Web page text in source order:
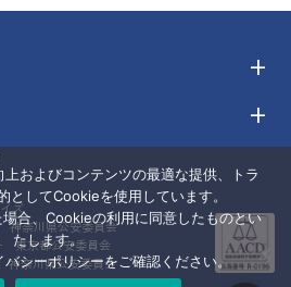
ズ
神奈川県公安委員会
東京都公安委員会
奈川県公安委員会
およびコンテンツの最適な提供、トラ
としてCookieを使用しています。
合、Cookieの利用に同意したものとい
たします。
シーポリシーをご確認ください。